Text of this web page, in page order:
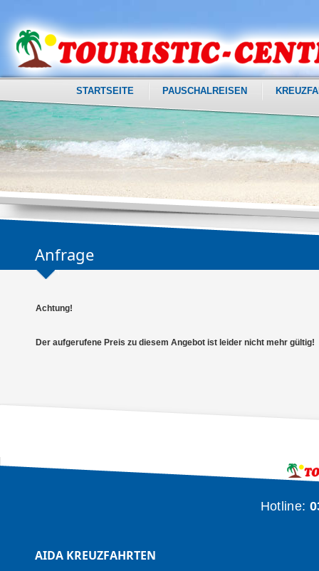
STARTSEITE PAUSCHALREISEN
Anfrage
Achtung!
Der aufgerufene Preis zu diesem Angebot ist leider nicht mehr gültig!
Hotline:
AIDA KREUZFAHRTEN